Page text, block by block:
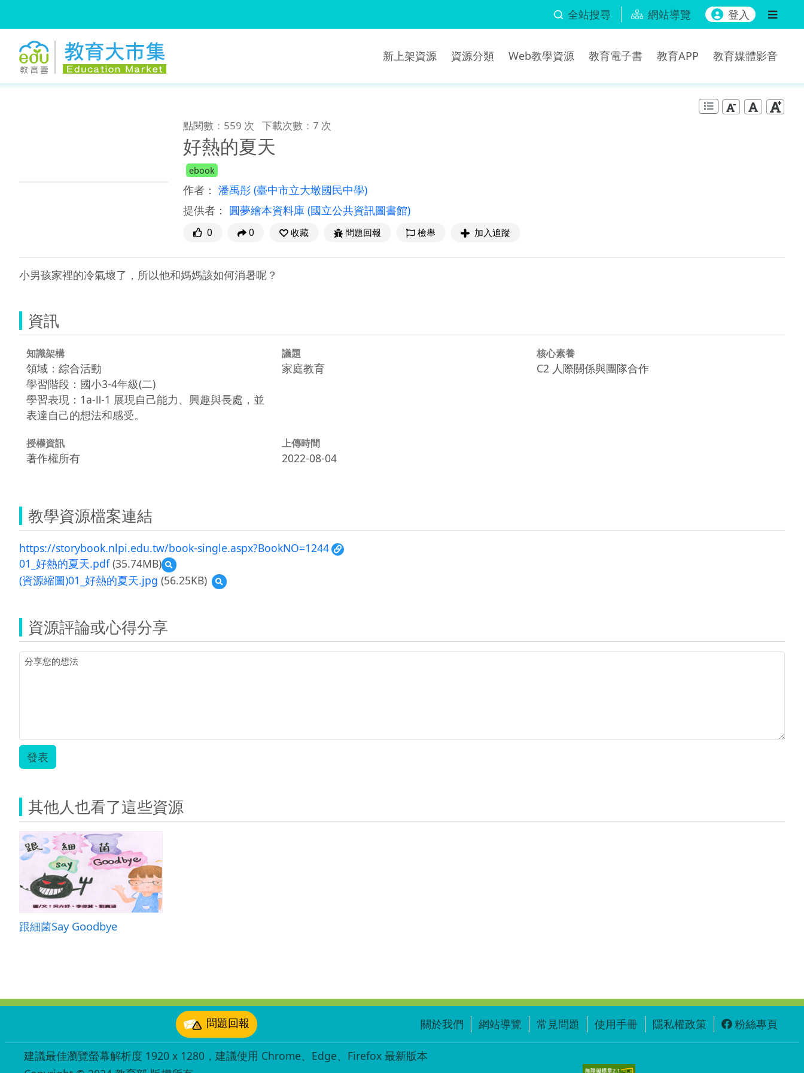
全站搜尋 網站導覽 登入
新上架資源 資源分類 Web教學資源 教育電子書 教育APP 教育媒體影音
點閱數：559 次 下載次數：7 次
好熱的夏天
ebook
作者： 潘禹彤 (臺中市立大墩國民中學)
提供者： 圓夢繪本資料庫 (國立公共資訊圖書館)
0 0 收藏 問題回報 檢舉 加入追蹤
小男孩家裡的冷氣壞了，所以他和媽媽該如何消暑呢？
資訊
知識架構
領域：綜合活動
學習階段：國小3-4年級(二)
學習表現：1a-Ⅱ-1 展現自己能力、興趣與長處，並
表達自己的想法和感受。
議題
家庭教育
核心素養
C2 人際關係與團隊合作
授權資訊
著作權所有
上傳時間
2022-08-04
教學資源檔案連結
https://storybook.nlpi.edu.tw/book-single.aspx?BookNO=1244
01_好熱的夏天.pdf(35.74MB)
預
覽
01_
天.pdf
(資源縮圖)01_好熱的夏天.jpg (56.25KB)
預
覽
好
資源評論或心得分享
發表
其他人也看了這些資源
跟細菌Say Goodbye
問題回報 關於我們 網站導覽 常見問題 使用手冊 隱私權政策 粉絲專頁
建議最佳瀏覽螢幕解析度 1920 x 1280，建議使用 Chrome、Edge、Firefox 最新版本